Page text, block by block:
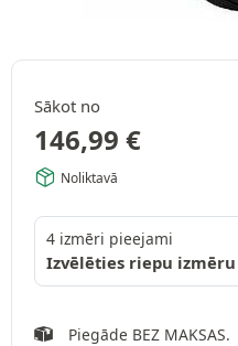
Sākot no
146,99 €
Noliktavā
4 izmēri pieejami
Izvēlēties riepu izmēru
Piegāde BEZ MAKSAS.